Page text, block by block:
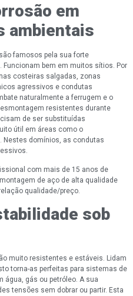
em
ambientais
são famosos pela sua forte
bem em muitos sítios. Por
costeiras salgadas, zonas
agressivos e condutas
naturalmente a ferrugem e o
resistentes durante
de ser substituídas
útil em áreas como o
Nestes domínios, as condutas
com mais de 15 anos de
de aço de alta qualidade
qualidade/preço.
sob
muito resistentes e estáveis. Lidam
torna-as perfeitas para sistemas de
água, gás ou petróleo. A sua
tensões sem dobrar ou partir. Esta